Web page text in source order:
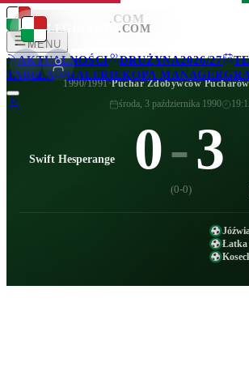
LEGIONISCI .COM
MENU
AKTUALNOŚCI
DRUŻYNA2026/27
TABELA
GALERIEKOPA MANAGER
LEGIONISCI .COM
1990/1991·Puchar Zdobywców Pucharów
środa, 3 października 1990
Swift Hesperange 0-3
(0-0)
Łatka